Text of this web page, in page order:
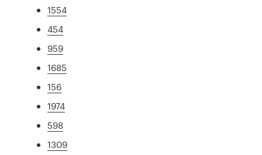
1554
454
959
1685
156
1974
598
1309